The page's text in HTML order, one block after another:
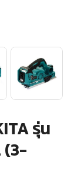
รุ่น
(3-